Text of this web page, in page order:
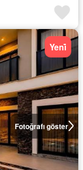
Fotoğrafı göster
Yeni̇